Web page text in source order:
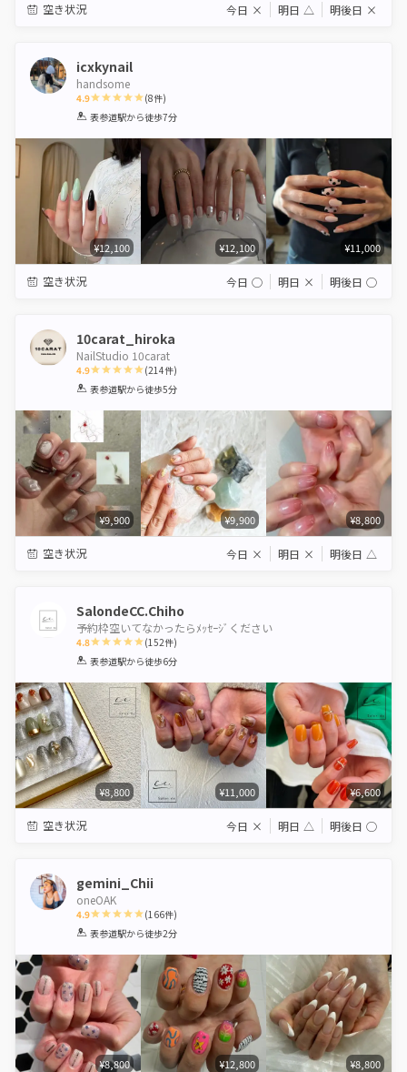
空き状況 今日 × 明日 △ 明後日 ×
icxkynail
handsome
4.9
1 2 3 4 5
(8件)
表参道駅から徒歩7分
¥12,100 ¥12,100 ¥11,000
空き状況 今日 ◯ 明日 × 明後日 ◯
10carat_hiroka
NailStudio 10carat
4.9
1 2 3 4 5
(214件)
表参道駅から徒歩5分
¥9,900 ¥9,900 ¥8,800
空き状況 今日 × 明日 × 明後日 △
SalondeCC.Chiho
予約枠空いてなかったらﾒｯｾｰｼﾞください
4.8
1 2 3 4 5
(152件)
表参道駅から徒歩6分
¥8,800 ¥11,000 ¥6,600
空き状況 今日 × 明日 △ 明後日 ◯
gemini_Chii
oneOAK
4.9
1 2 3 4 5
(166件)
表参道駅から徒歩2分
¥8,800 ¥12,800 ¥8,800